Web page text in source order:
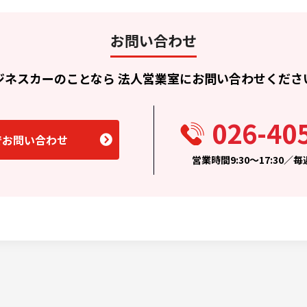
お問い合わせ
ネスカーのことなら 法人営業室にお問い合わせくださ
問い合わせ 026-
営業時間9:30〜17:30／毎